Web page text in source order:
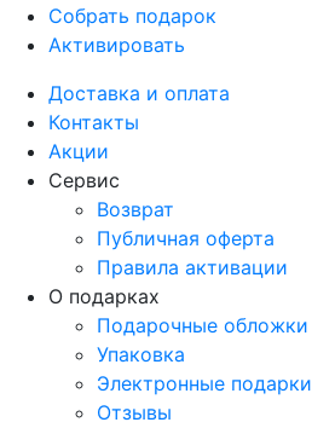
Собрать подарок
Активировать
Доставка и оплата
Контакты
Акции
Сервис
Возврат
Публичная оферта
Правила активации
О подарках
Подарочные обложки
Упаковка
Электронные подарки
Отзывы